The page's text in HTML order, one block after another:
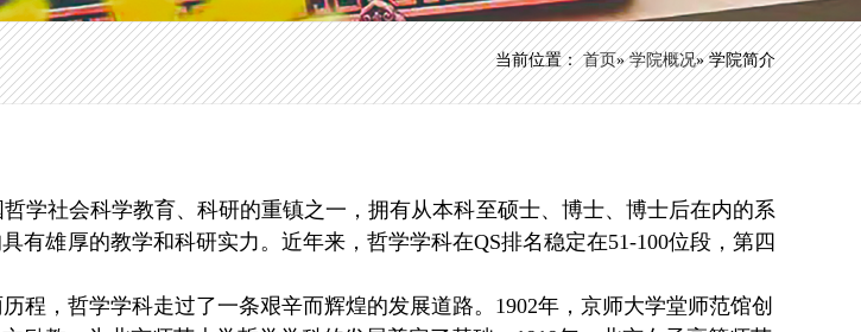
当前位置：首页»学院概况» 学院简介
学社会科学教育、科研的重镇之一，拥有从本科至硕士、博士、博士后在内的系
有雄厚的教学和科研实力。近年来，哲学学科在QS排名稳定在51-100位段，第四
程，哲学学科走过了一条艰辛而辉煌的发展道路。1902年，京师大学堂师范馆创